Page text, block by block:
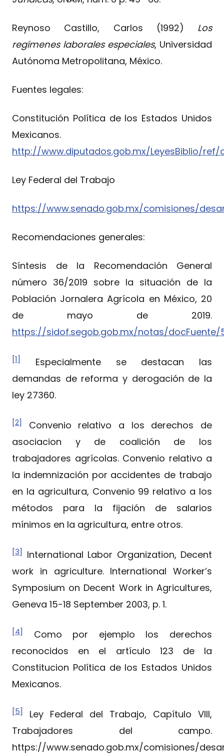
Reynoso Castillo, Carlos (1992) Los
regímenes laborales especiales, Universidad
Autónoma Metropolitana, México.
Fuentes legales:
Constitución Política de los Estados Unidos
Mexicanos.
http://www.diputados.gob.mx/LeyesBiblio/ref/
Ley Federal del Trabajo
https://www.senado.gob.mx/comisiones/
Recomendaciones generales:
Síntesis de la Recomendación General
número 36/2019 sobre la situación de la
Población Jornalera Agrícola en México, 20
de mayo de 2019.
https://sidof.segob.gob.mx/notas/docFuente/
[1]
Especialmente se destacan las
demandas de reforma y derogación de la
ley 27360.
[2]
Convenio relativo a los derechos de
asociacion y de coalición de los
trabajadores agrícolas. Convenio relativo a
la indemnización por accidentes de trabajo
en la agricultura, Convenio 99 relativo a los
métodos para la fijación de salarios
mínimos en la agricultura, entre otros.
[3] International Labor Organization, Decent
work in agriculture. International Worker’s
Symposium on Decent Work in Agricultures,
Geneva 15-18 September 2003, p. 1.
[4]
Como por ejemplo los derechos
reconocidos en el artículo 123 de la
Constitucion Política de los Estados Unidos
Mexicanos.
[5]
Ley Federal del Trabajo, Capítulo VIII,
Trabajadores del campo.
https://www.senado.gob.mx/comisiones/